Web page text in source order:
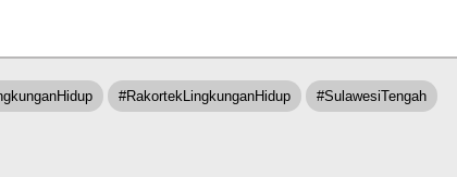
#RakortekLingkunganHidup #SulawesiTengah